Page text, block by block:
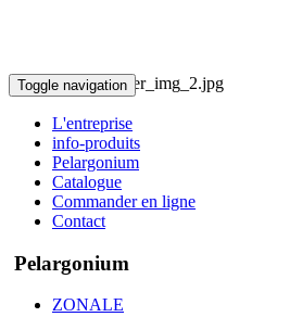
Toggle navigation
L'entreprise
info-produits
Pelargonium
Catalogue
Commander en ligne
Contact
Pelargonium
ZONALE